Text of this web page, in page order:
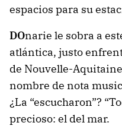
espacios para su
DOnarie le sobra a
atlántica, justo
de Nouvelle-
nombre de nota
¿La “escucharon”?
precioso: el del mar.